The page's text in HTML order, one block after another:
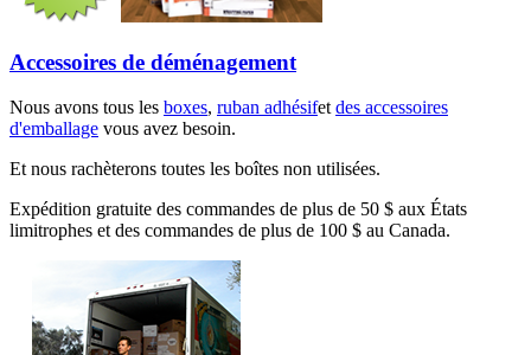
Accessoires de déménagement
Nous avons tous les boxes, ruban adhésifetdes accessoires
d'emballage vous avez besoin.
Et nous rachèterons toutes les boîtes non utilisées.
Expédition gratuite des commandes de plus de 50 $ aux États
limitrophes et des commandes de plus de 100 $ au Canada.